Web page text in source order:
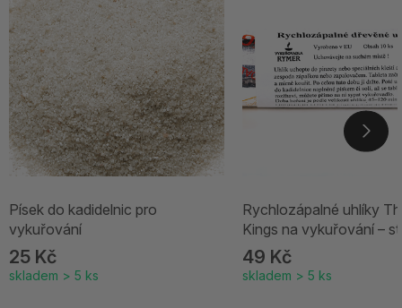
Písek do kadidelnic pro
vykuřování
25 Kč
skladem > 5 ks
Rychlozápalné uhlíky
Kings na vykuřování –
49 Kč
skladem > 5 ks